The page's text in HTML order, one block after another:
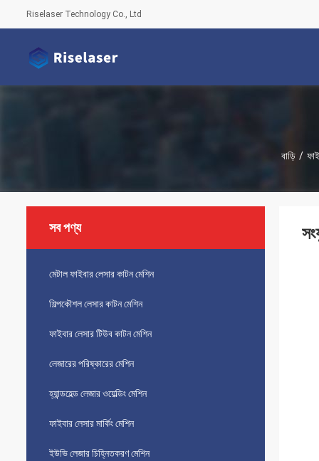
Riselaser Technology Co., Ltd
বাড়ি /
সব পণ্য
মেটাল ফাইবার লেসার কাটন মেশিন
শিল্পকৌশল লেসার কাটন মেশিন
ফাইবার লেসার টিউব কাটন মেশিন
লেজারের পরিষ্কারের মেশিন
হ্যান্ডহেল্ড লেজার ওয়েল্ডিং মেশিন
ফাইবার লেসার মার্কিং মেশিন
ইউভি লেজার চিহ্নিতকরণ মেশিন